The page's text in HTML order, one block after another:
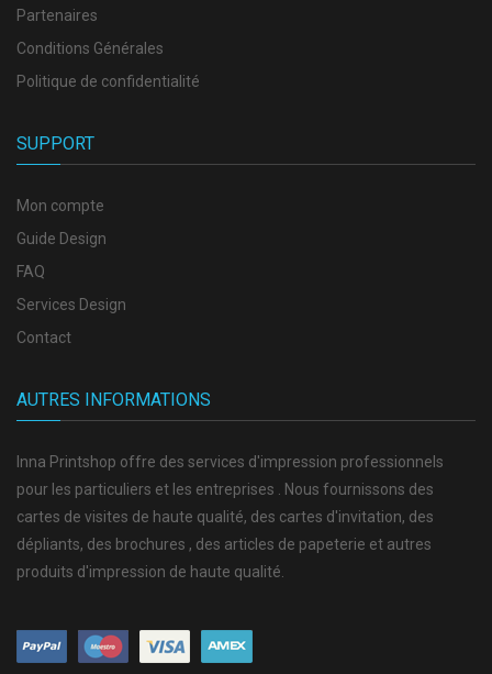
Partenaires
Conditions Générales
Politique de confidentialité
SUPPORT
Mon compte
Guide Design
FAQ
Services Design
Contact
AUTRES INFORMATIONS
Inna Printshop offre des services d'impression professionnels
pour les particuliers et les entreprises . Nous fournissons des
cartes de visites de haute qualité, des cartes d'invitation, des
dépliants, des brochures , des articles de papeterie et autres
produits d'impression de haute qualité.